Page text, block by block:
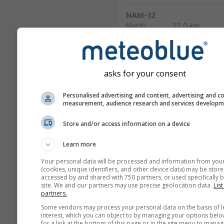
NAM-12
North
12.0 km
hourly)
North America 5.0 km
North America
3.0 km
North America 3.0 km
17 h
Alaska
5.0 km
48 h
asks for your consent
Personalised advertising and content, advertising and
measurement, audience research and services
Store and/or access information on a device
Learn more
Your personal data will be processed and information from
(cookies, unique identifiers, and other device data) may be
accessed by and shared with 750 partners, or used specifically
site. We and our partners may use precise geolocation data.
partners.
Some vendors may process your personal data on the basis of
interest, which you can object to by managing your options